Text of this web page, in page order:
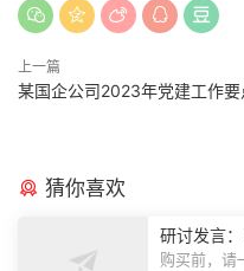
上一篇
某国企公司2023年党建工作要
猜你喜欢
研讨发言
购买前，请